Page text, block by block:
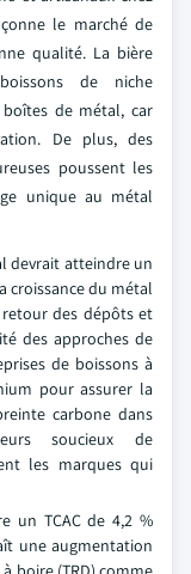
le marché de
qualité. La bière
de niche
de métal, car
De plus, des
poussent les
unique au métal
devrait atteindre un
croissance du métal
des dépôts et
des approches de
de boissons à
pour assurer la
carbone dans
soucieux de
les marques qui
un TCAC de 4,2 %
une augmentation